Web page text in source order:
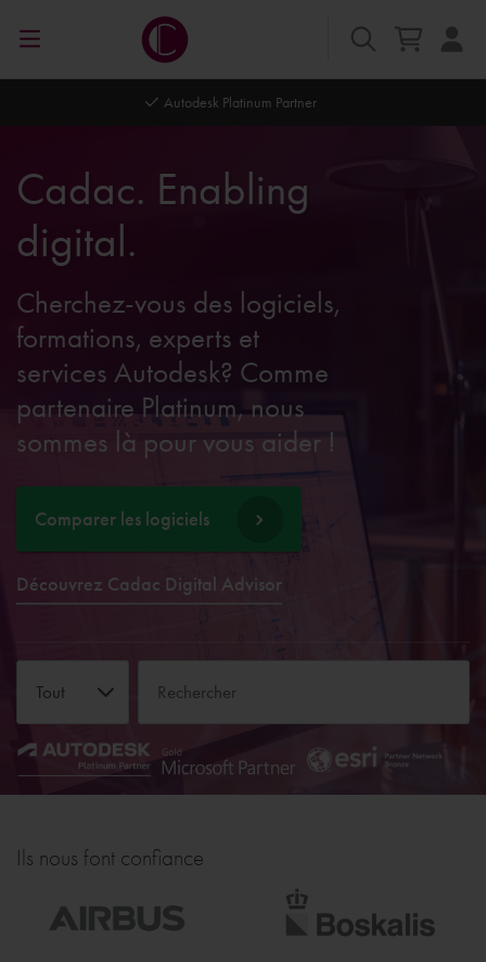
Autodesk Platinum Partner
Cadac. Enabling
digital.
Cherchez-vous des logiciels,
formations, experts et
services Autodesk? Comme
partenaire Platinum, nous
sommes là pour vous aider !
Comparer les logiciels
Découvrez Cadac Digital Advisor
Tout
Ils nous font confiance